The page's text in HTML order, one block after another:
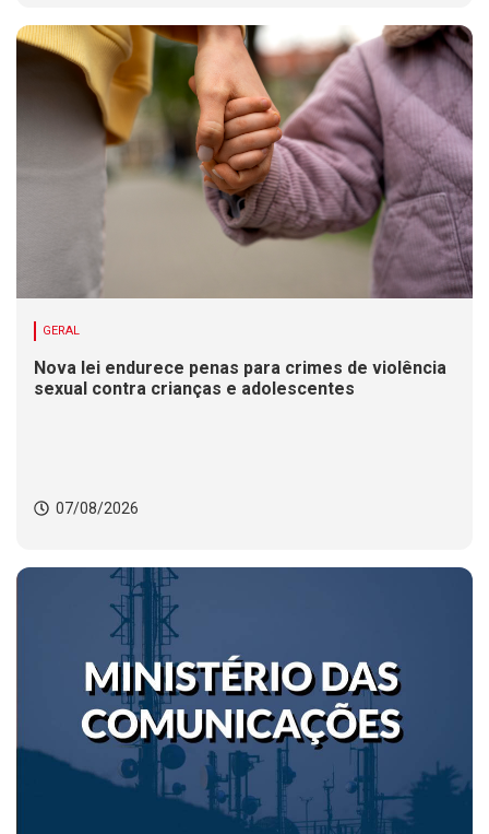
GERAL
Nova lei endurece penas para crimes de violência
sexual contra crianças e adolescentes
07/08/2026